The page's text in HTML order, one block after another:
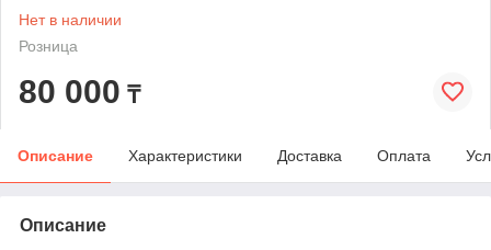
Нет в наличии
Розница
80 000 ₸
Описание Характеристики Доставка Оплата
Описание